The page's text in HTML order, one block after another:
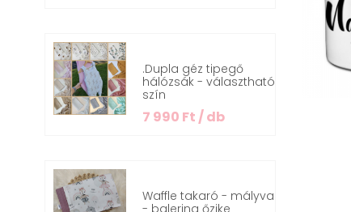
.Dupla géz tipegő
hálózsák - választható
szín
7 990 Ft / db
Waffle takaró - mályva
- balerina őzike